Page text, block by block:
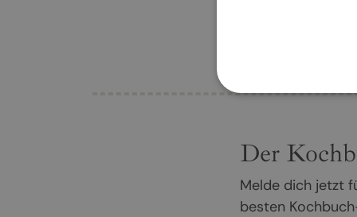
Der
Melde dich jetzt
besten